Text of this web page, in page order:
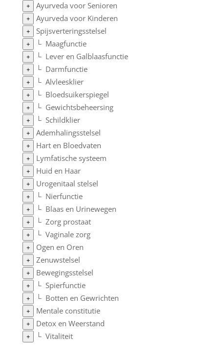
+ Ayurveda voor Senioren
+ Ayurveda voor Kinderen
+ Spijsverteringsstelsel
+ └ Maagfunctie
+ └ Lever en Galblaasfunctie
+ └ Darmfunctie
+ └ Alvleesklier
+ └ Bloedsuikerspiegel
+ └ Gewichtsbeheersing
+ └ Schildklier
+ Ademhalingsstelsel
+ Hart en Bloedvaten
+ Lymfatische systeem
+ Huid en Haar
+ Urogenitaal stelsel
+ └ Nierfunctie
+ └ Blaas en Urinewegen
+ └ Zorg prostaat
+ └ Vaginale zorg
+ Ogen en Oren
+ Zenuwstelsel
+ Bewegingsstelsel
+ └ Spierfunctie
+ └ Botten en Gewrichten
+ Mentale constitutie
+ Detox en Weerstand
+ └ Vitaliteit